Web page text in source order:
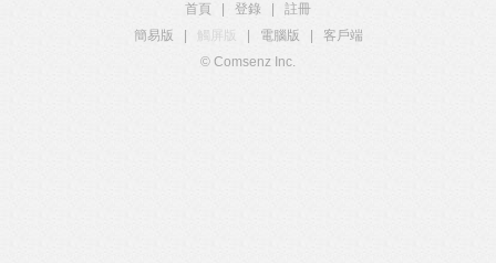
首頁 登錄
註冊
簡易版
觸屏版 電腦版
客戶端
© Comsenz Inc.